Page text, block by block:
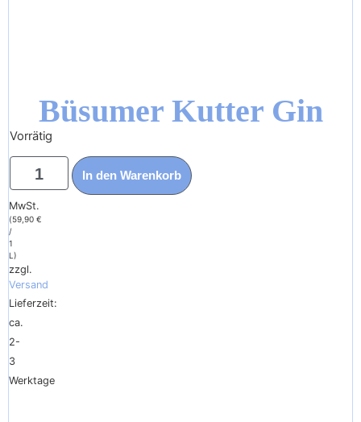
Büsumer Kutter Gin
29,95
Enthält
19%
MwSt.
(59,90 €
/
1
L)
zzgl.
Versand
Lieferzeit:
ca.
2-
3
Werktage
Vorrätig
In den Warenkorb